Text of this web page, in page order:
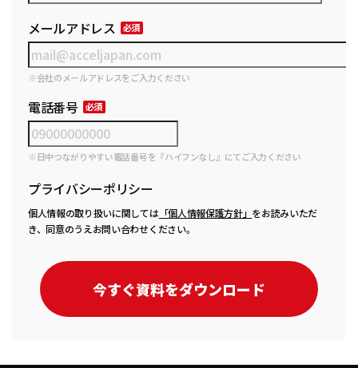
メールアドレス
※会社のメールアドレスをご入力ください
電話番号
※日中つながりやすい電話番号を『ハイフンなし』にてご入力ください
プライバシーポリシー
個人情報の取り扱いに関しては「個人情報保護方針」 をお読みいただ
き、同意のうえお問い合わせください。